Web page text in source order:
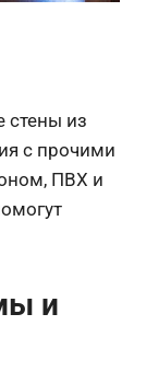
стены из
с прочими
ПВХ и
и